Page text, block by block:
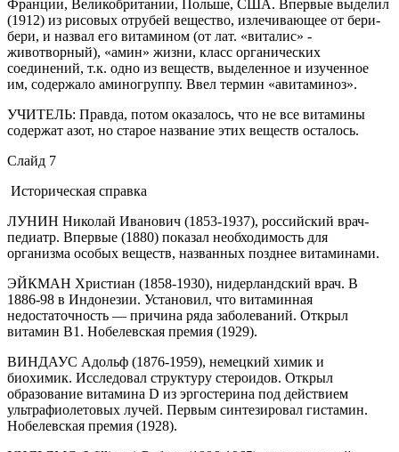
Франции, Великобритании, Польше, США. Впервые выделил
(1912) из рисовых отрубей вещество, излечивающее от бери-
бери, и назвал его витамином (от лат. «виталис» -
животворный), «амин» жизни, класс органических
соединений, т.к. одно из веществ, выделенное и изученное
им, содержало аминогруппу. Ввел термин «авитаминоз».
УЧИТЕЛЬ: Правда, потом оказалось, что не все витамины
содержат азот, но старое название этих веществ осталось.
Слайд 7
Историческая справка
ЛУНИН Николай Иванович (1853-1937), российский врач-
педиатр. Впервые (1880) показал необходимость для
организма особых веществ, названных позднее витаминами.
ЭЙКМАН Христиан (1858-1930), нидерландский врач. В
1886-98 в Индонезии. Установил, что витаминная
недостаточность — причина ряда заболеваний. Открыл
витамин В1. Нобелевская премия (1929).
ВИНДАУС Адольф (1876-1959), немецкий химик и
биохимик. Исследовал структуру стероидов. Открыл
образование витамина D из эргостерина под действием
ультрафиолетовых лучей. Первым синтезировал гистамин.
Нобелевская премия (1928).